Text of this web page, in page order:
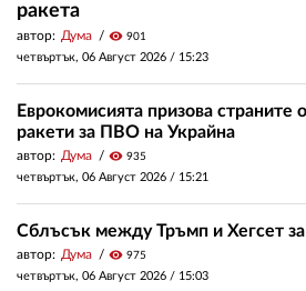
ракета
автор: Дума visibility 901
четвъртък, 06 Август 2026 / 15:23
Еврокомисията призова страните
ракети за ПВО на Украйна
автор: Дума visibility 935
четвъртък, 06 Август 2026 / 15:21
Сблъсък между Тръмп и Хегсет за
автор: Дума visibility 975
четвъртък, 06 Август 2026 / 15:03